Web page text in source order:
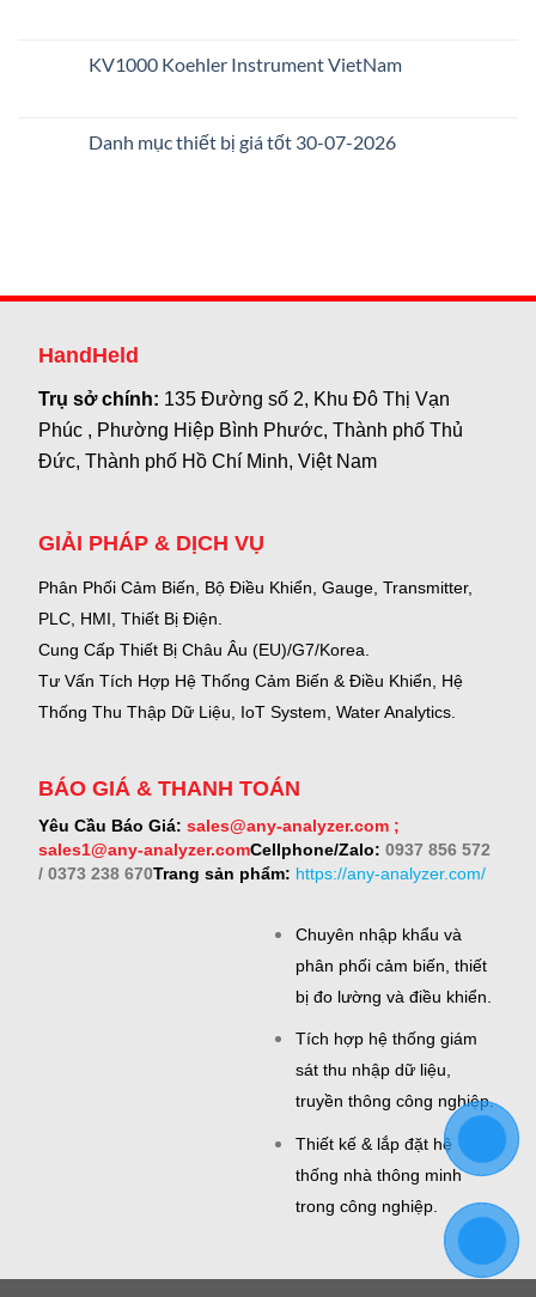
KV1000 Koehler Instrument VietNam
Danh mục thiết bị giá tốt 30-07-2026
HandHeld
Trụ sở chính: 135 Đường số 2, Khu Đô Thị Vạn
Phúc , Phường Hiệp Bình Phước, Thành phố Thủ
Đức, Thành phố Hồ Chí Minh, Việt Nam
GIẢI PHÁP & DỊCH VỤ
Phân Phối Cảm Biến, Bộ Điều Khiển, Gauge, Transmitter,
PLC, HMI, Thiết Bị Điện.
Cung Cấp Thiết Bị Châu Âu (EU)/G7/Korea.
Tư Vấn Tích Hợp Hệ Thống Cảm Biến & Điều Khiển, Hệ
Thống Thu Thập Dữ Liệu, IoT System, Water Analytics.
BÁO GIÁ & THANH TOÁN
Yêu Cầu Báo Giá: sales@any-analyzer.com ;
sales1@any-analyzer.comCellphone/Zalo: 0937 856 572
/ 0373 238 670Trang sản phẩm: https://any-analyzer.com/
Chuyên nhập khẩu và
phân phối cảm biến, thiết
bị đo lường và điều khiển.
Tích hợp hệ thống giám
sát thu nhập dữ liệu,
truyền thông công nghiệp.
Thiết kế & lắp đặt hệ
thống nhà thông minh
trong công nghiệp.